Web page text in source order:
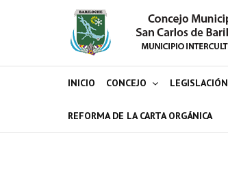
INICIO CONCEJO LEGISLACIÓN
REFORMA DE LA CARTA ORGÁNICA